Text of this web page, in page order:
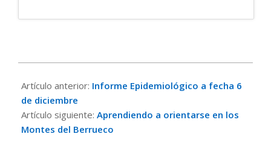
12-
10
Artículo anterior: Informe Epidemiológico a fecha 6
de diciembre
Artículo siguiente: Aprendiendo a orientarse en los
Montes del Berrueco